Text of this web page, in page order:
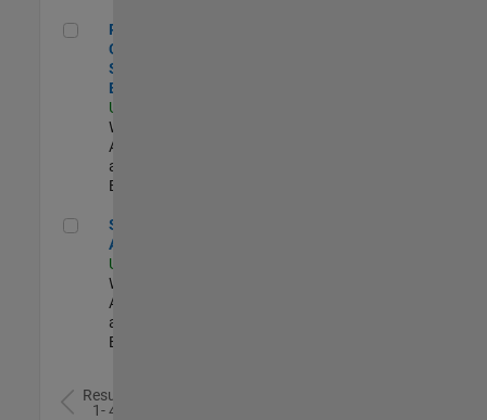
Principal Cloud Software Engineer
Principal
Cloud
Software
Engineer
US-MA-Natick
Web
Applications
and Services |
Experimentado
Senior Applied AI Engineer
Senior Applied
AI Engineer
US-MA-Natick
Web
Applications
and Services |
Experimentado
Resultados
1- 4 de